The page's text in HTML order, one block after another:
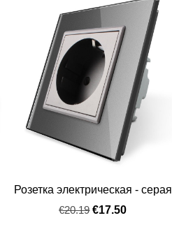
Розетка электрическая - серая
€20.19 €17.50